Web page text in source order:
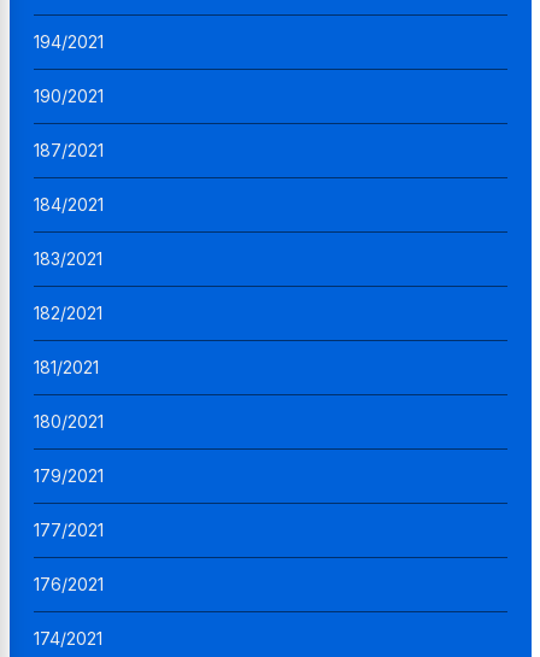
194/2021
190/2021
187/2021
184/2021
183/2021
182/2021
181/2021
180/2021
179/2021
177/2021
176/2021
174/2021